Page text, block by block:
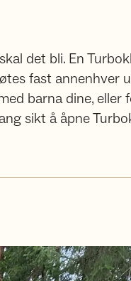
det bli. En
fast annenhver
barna dine, eller
sikt å åpne